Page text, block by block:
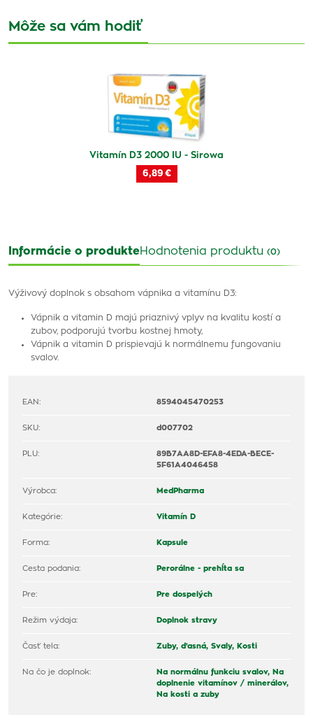
Môže sa vám hodiť
Vitamín D3 2000 IU - Sirowa
6,89 €
Informácie o produkteHodnotenia produktu (0)
Výživový doplnok s obsahom vápnika a vitamínu D3:
Vápnik a vitamin D majú priaznivý vplyv na kvalitu kostí a
zubov, podporujú tvorbu kostnej hmoty,
Vápnik a vitamin D prispievajú k normálnemu fungovaniu
svalov.
EAN: 8594045470253
SKU: d007702
PLU:
89B7AA8D-EFA8-4EDA-BECE-
5F61A4046458
Výrobca: MedPharma
Kategórie: Vitamín D
Forma: Kapsule
Cesta podania: Perorálne - prehĺta sa
Pre: Pre dospelých
Režim výdaja: Doplnok stravy
Časť tela: Zuby, ďasná, Svaly, Kosti
Na čo je doplnok: Na normálnu funkciu svalov, Na
doplnenie vitamínov / minerálov,
Na kosti a zuby